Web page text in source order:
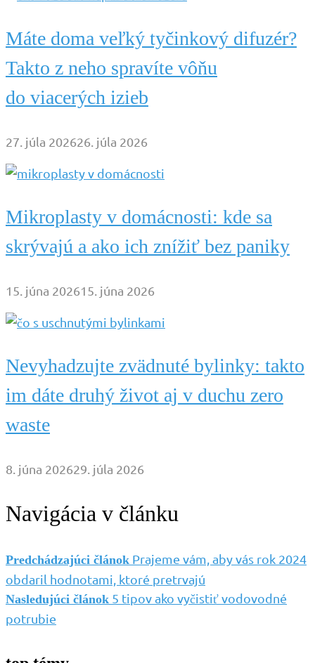
Máte doma veľký tyčinkový difuzér?
Takto z neho spravíte vôňu
do viacerých izieb
27. júla 202626. júla 2026
Mikroplasty v domácnosti: kde sa
skrývajú a ako ich znížiť bez paniky
15. júna 202615. júna 2026
Nevyhadzujte zvädnuté bylinky: takto
im dáte druhý život aj v duchu zero
waste
8. júna 202629. júla 2026
Navigácia v článku
Predchádzajúci článok Prajeme vám, aby vás rok 2024
obdaril hodnotami, ktoré pretrvajú
Nasledujúci článok 5 tipov ako vyčistiť vodovodné
potrubie